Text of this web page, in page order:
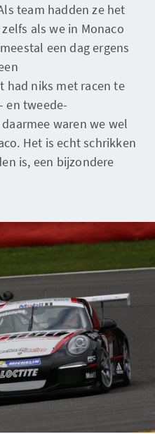
team hadden ze het
als we in Monaco
een dag ergens
had niks met racen te
en tweede-
waren we wel
Het is echt schrikken
is, een bijzondere